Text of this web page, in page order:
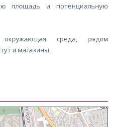
площадь и потенциальную
среда, рядом
и магазины.